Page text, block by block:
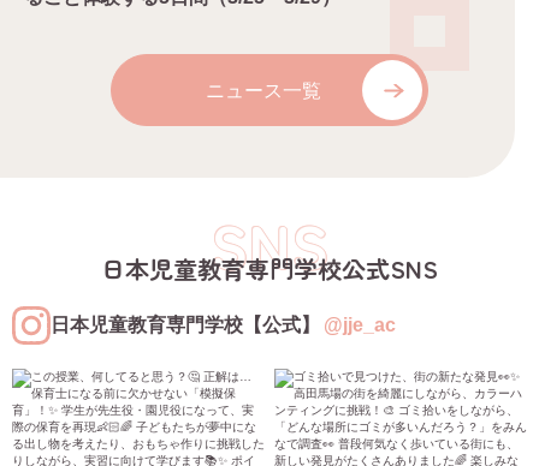
ニュース一覧
SNS
日本児童教育専門学校公式SNS
日本児童教育専門学校【公式】 @jje_ac